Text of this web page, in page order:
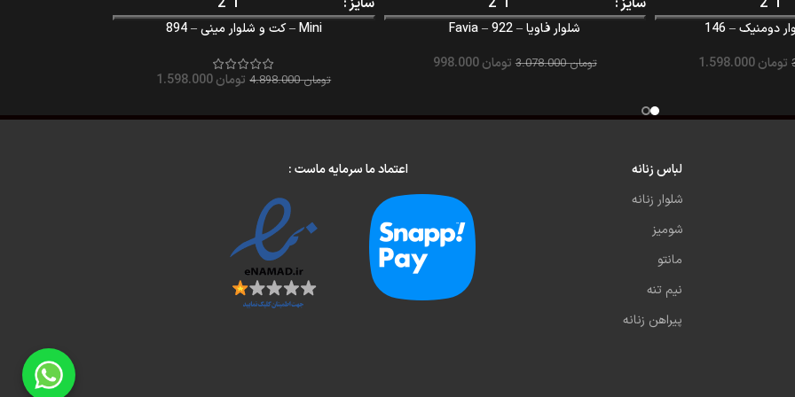
تومان
شلوار فاویا – Favia – 922
تومان3.078.000 تومان998.000
Mini – کت و شلوار مینی – 894
تومان4.898.000 تومان
لباس زنانه
شلوار زنانه
شومیز
مانتو
نیم تنه
پیراهن زنانه
اعتماد ما سرمایه ماست :